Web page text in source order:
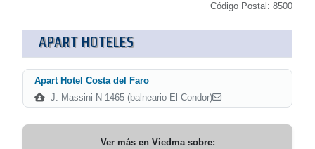
Código Postal: 8500
APART HOTELES
Apart Hotel Costa del Faro
J. Massini N 1465 (balneario El Condor)
Ver más en Viedmasobre: